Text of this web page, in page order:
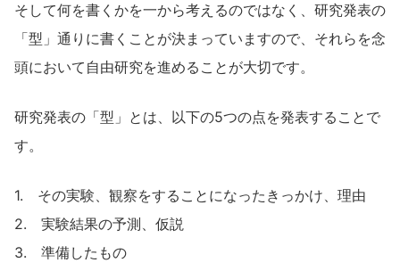
そして何を書くかを一から考えるのではなく、研究発表の
「型」通りに書くことが決まっていますので、それらを念
頭において自由研究を進めることが大切です。
研究発表の「型」とは、以下の5つの点を発表することで
す。
1. その実験、観察をすることになったきっかけ、理由
2. 実験結果の予測、仮説
3. 準備したもの